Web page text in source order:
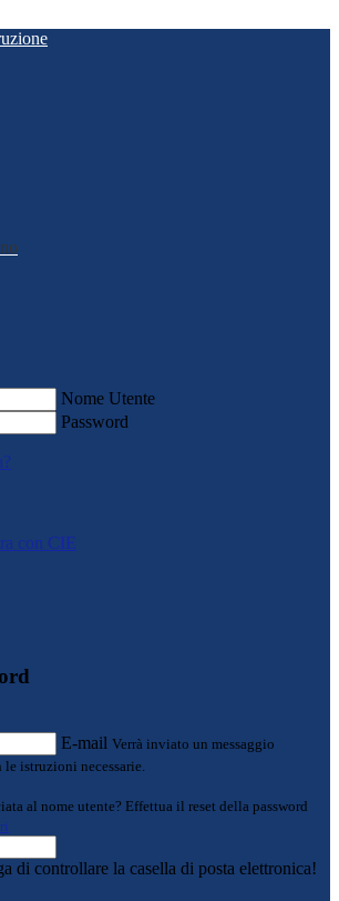
Nome Utente
Password
con CIE
E-mail Verrà inviato un messaggio
istruzioni necessarie.
al nome utente? Effettua il reset della password
di controllare la casella di posta elettronica!